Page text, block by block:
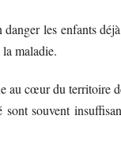
les enfants
maladie.
au cœur du territoire
souvent